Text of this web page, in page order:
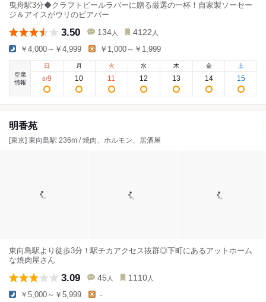
曳舟駅3分◆クラフトビールラバーに贈る厳選の一杯！自家製ソーセー
ジ＆アイスがウリのビアバー
3.50 134 人 4122 人
￥4,000～￥4,999 ￥1,000～￥1,999
空席
情報
日
8/9
月
10
火
11
水
12
木
13
金
14
土
15
明香苑
[東京] 東向島駅 236m / 焼肉、ホルモン、居酒屋
東向島駅より徒歩3分！駅チカアクセス抜群◎下町にあるアットホーム
な焼肉屋さん
3.09 45 人 1110 人
￥5,000～￥5,999 -